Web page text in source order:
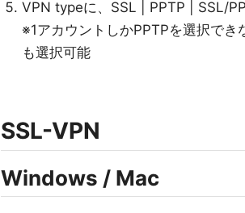
VPN typeに、SSL | PPTP | SSL/
※1アカウントしかPPTPを選択で
も選択可能
SSL-VPN
Windows / Mac